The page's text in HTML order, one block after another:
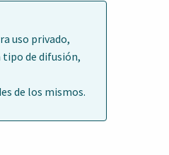
uso privado,
de difusión,
de los mismos.